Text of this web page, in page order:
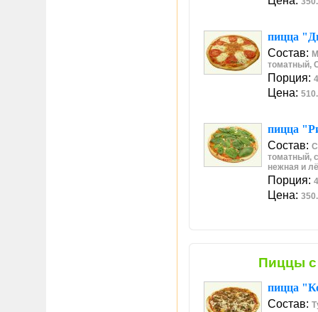
пицца
Состав:
томатный,
Порция:
Цена:
пицца
Состав:
томатный,
нежная и
Порция:
Цена:
Пиццы с
пицца
Состав: